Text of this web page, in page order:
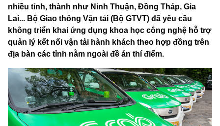
nhiều tỉnh, thành như Ninh Thuận, Đồng Tháp, Gia
Lai... Bộ Giao thông Vận tải (Bộ GTVT) đã yêu cầu
không triển khai ứng dụng khoa học công nghệ hỗ trợ
quản lý kết nối vận tải hành khách theo hợp đồng trên
địa bàn các tỉnh nằm ngoài đề án thí điểm.